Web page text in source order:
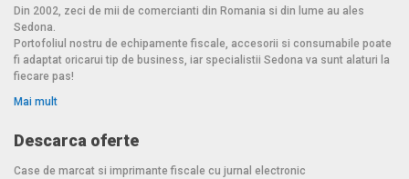
Din 2002, zeci de mii de comercianti din Romania si din lume au ales
Sedona.
Portofoliul nostru de echipamente fiscale, accesorii si consumabile poate
fi adaptat oricarui tip de business, iar specialistii Sedona va sunt alaturi la
fiecare pas!
Mai mult
Descarca oferte
Case de marcat si imprimante fiscale cu jurnal electronic